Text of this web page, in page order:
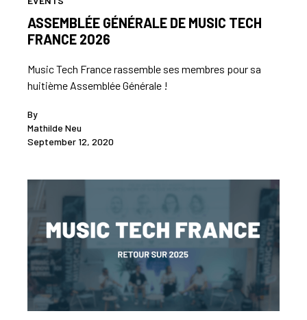
ASSEMBLÉE GÉNÉRALE DE MUSIC TECH
FRANCE 2026
Music Tech France rassemble ses membres pour sa
huitième Assemblée Générale !
By
Mathilde Neu
September 12, 2020